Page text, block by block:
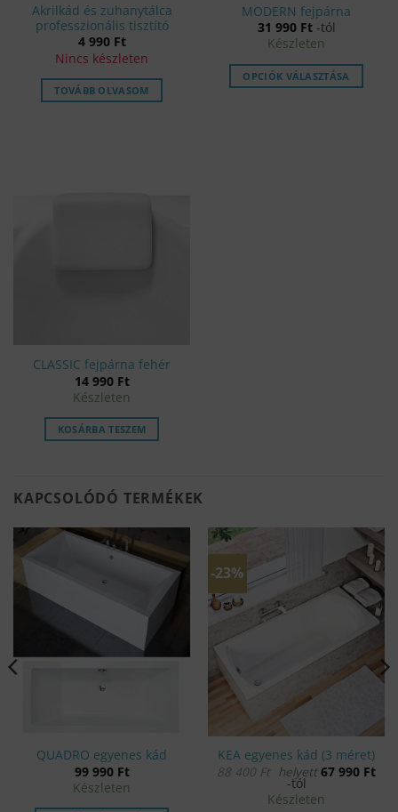
Akrilkád és zuhanytálca
professzionális tisztító
4 990 Ft
Nincs készleten
TOVÁBB OLVASOM
MODERN fejpárna
31 990 Ft-tól
Készleten
OPCIÓK VÁLASZTÁSA
CLASSIC fejpárna fehér
14 990 Ft
Készleten
KOSÁRBA TESZEM
KAPCSOLÓDÓ TERMÉKEK
QUADRO egyenes kád
99 990 Ft
Készleten
-23%
KEA egyenes kád (3 méret)
88 400 Ft helyett 67 990 Ft
-tól
Készleten